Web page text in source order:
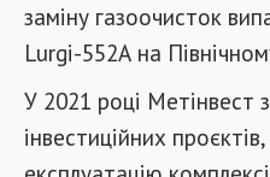
заміну газоочисток
Lurgi-552А на
У 2021 році Метінвест
інвестиційних